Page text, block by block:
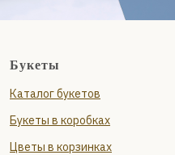
Букеты
Каталог букетов
Букеты в коробках
Цветы в корзинках